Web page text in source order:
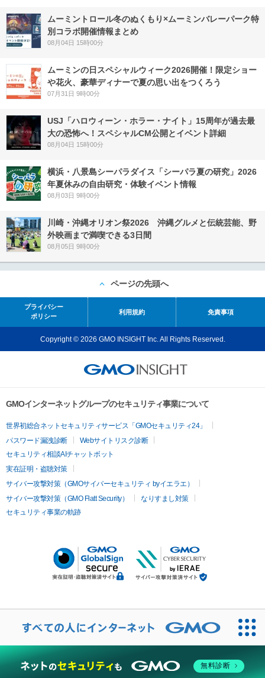
ムーミントロール冬のぬくもり×ムーミンバレーパーク特
別コラボ開催情報まとめ
08月04日 15時00分
ムーミンの日スペシャルウィーク2026開催！限定ショー
や花火、豪華ディナーで夏の思い出をつくろう
07月31日 9時00分
USJ「ハロウィーン・ホラー・ナイト」15周年が過去最
大の恐怖へ！スペシャルCM公開とイベント詳細
08月04日 15時00分
横浜・八景島シーパラダイス「シーパラ夏の研究」2026
年夏休みの自由研究・体験イベント情報
08月03日 9時00分
川崎・沖縄オリオン祭2026 沖縄グルメと伝統芸能、野
外映画まで満喫できる3日間
08月05日 9時00分
ページの先頭へ
プライバシー
ポリシー
利用規約 免責事項
Copyright © 2026 GMO INSIGHT Inc. All Rights Reserved.
GMOインターネットグループのセキュリティ事業について
世界初総合ネットセキュリティサービス「GMOセキュリティ24」
パスワード漏洩診断
Webサイトリスク診断
セキュリティ相談AIチャットボット
実在証明・盗聴対策
サイバー攻撃対策（GMOサイバーセキュリティ byイエラエ）
サイバー攻撃対策（GMO Flatt Security）
なりすまし対策
セキュリティ事業の軌跡
無料診断